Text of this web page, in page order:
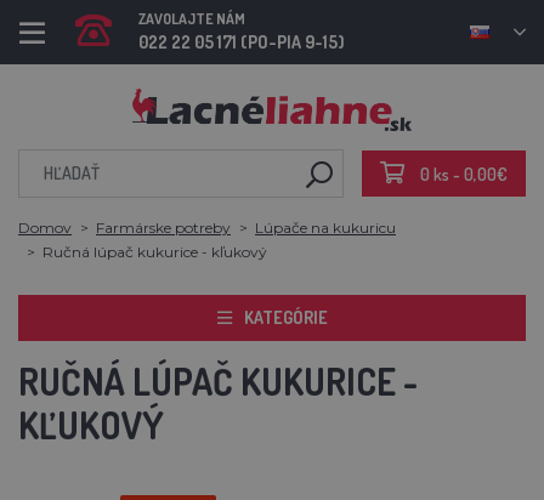
ZAVOLAJTE NÁM
022 22 05 171 (PO-PIA 9-15)
0 ks - 0,00€
Domov Farmárske potreby
Lúpače na kukuricu
Ručná lúpač kukurice - kľukový
KATEGÓRIE
RUČNÁ LÚPAČ KUKURICE -
KĽUKOVÝ